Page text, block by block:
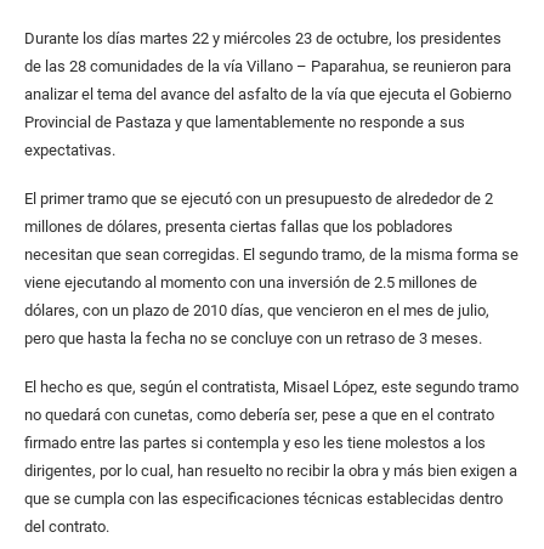
Durante los días martes 22 y miércoles 23 de octubre, los presidentes
de las 28 comunidades de la vía Villano – Paparahua, se reunieron para
analizar el tema del avance del asfalto de la vía que ejecuta el Gobierno
Provincial de Pastaza y que lamentablemente no responde a sus
expectativas.
El primer tramo que se ejecutó con un presupuesto de alrededor de 2
millones de dólares, presenta ciertas fallas que los pobladores
necesitan que sean corregidas. El segundo tramo, de la misma forma se
viene ejecutando al momento con una inversión de 2.5 millones de
dólares, con un plazo de 2010 días, que vencieron en el mes de julio,
pero que hasta la fecha no se concluye con un retraso de 3 meses.
El hecho es que, según el contratista, Misael López, este segundo tramo
no quedará con cunetas, como debería ser, pese a que en el contrato
firmado entre las partes si contempla y eso les tiene molestos a los
dirigentes, por lo cual, han resuelto no recibir la obra y más bien exigen a
que se cumpla con las especificaciones técnicas establecidas dentro
del contrato.